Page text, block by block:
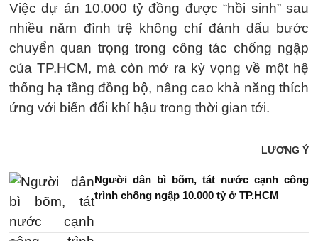
Việc dự án 10.000 tỷ đồng được “hồi sinh” sau
nhiều năm đình trệ không chỉ đánh dấu bước
chuyển quan trọng trong công tác chống ngập
của TP.HCM, mà còn mở ra kỳ vọng về một hệ
thống hạ tầng đồng bộ, nâng cao khả năng thích
ứng với biến đổi khí hậu trong thời gian tới.
LƯƠNG Ý
Người dân bì bõm, tát nước cạnh công
trình chống ngập 10.000 tỷ ở TP.HCM